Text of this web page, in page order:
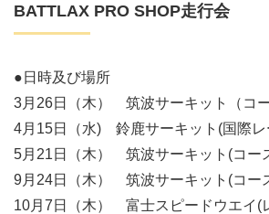
BATTLAX PRO SHOP走行会
●日時及び場所
3月26日（木） 筑波サーキット（コー
4月15日（水) 鈴鹿サーキット(国際レ
5月21日（木） 筑波サーキット(コー
9月24日（木） 筑波サーキット(コー
10月7日（木） 富士スピードウエイ(